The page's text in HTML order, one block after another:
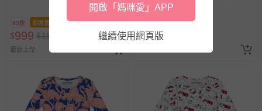
83折 即將售完
$999 $1199
最新上架
大白鯊
83折 即將售完
$999
開啟「媽咪愛」APP
繼續使用網頁版